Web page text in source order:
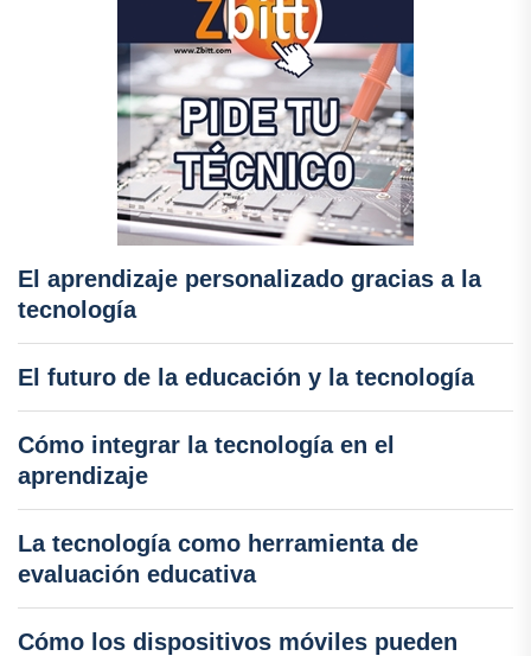
El aprendizaje personalizado gracias a la
tecnología
El futuro de la educación y la tecnología
Cómo integrar la tecnología en el
aprendizaje
La tecnología como herramienta de
evaluación educativa
Cómo los dispositivos móviles pueden